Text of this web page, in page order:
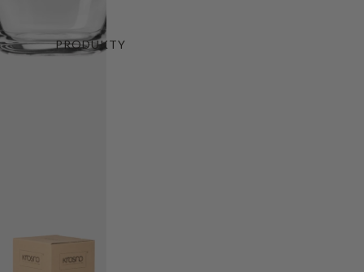
PRODUKTY